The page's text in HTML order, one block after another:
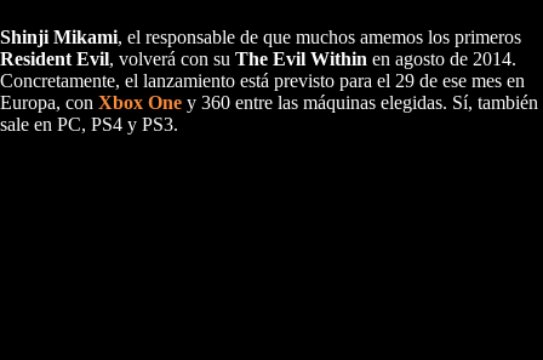
Shinji Mikami, el responsable de que muchos amemos los primeros
Resident Evil, volverá con su The Evil Within en agosto de 2014.
Concretamente, el lanzamiento está previsto para el 29 de ese mes en
Europa, con Xbox One y 360 entre las máquinas elegidas. Sí, también
sale en PC, PS4 y PS3.